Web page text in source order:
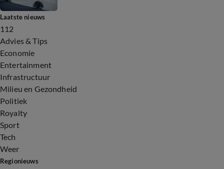
Laatste nieuws
112
Advies & Tips
Economie
Entertainment
Infrastructuur
Milieu en Gezondheid
Politiek
Royalty
Sport
Tech
Weer
Regionieuws